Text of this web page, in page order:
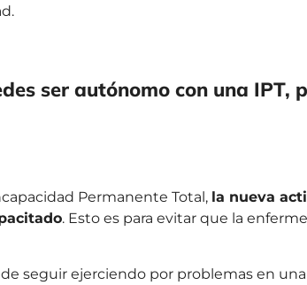
ser autónomo con una IPT,
Permanente Total, la nueva
. Esto es para evitar que la
seguir ejerciendo por problemas en